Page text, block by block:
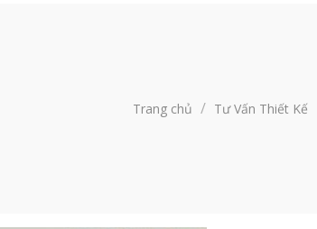
Trang chủ / Tư Vấn Thiết Kế